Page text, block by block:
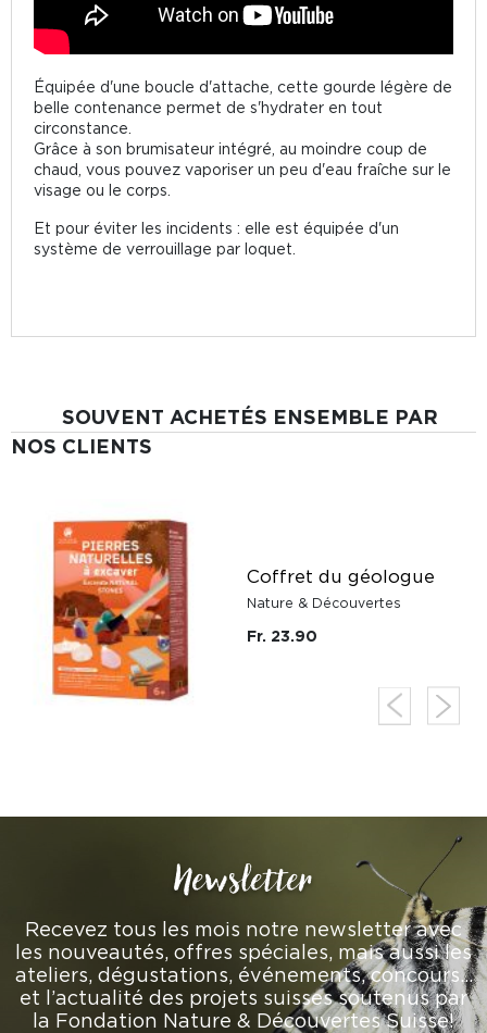
Équipée d'une boucle d'attache, cette gourde légère de
belle contenance permet de s'hydrater en tout
circonstance.
Grâce à son brumisateur intégré, au moindre coup de
chaud, vous pouvez vaporiser un peu d'eau fraîche sur le
visage ou le corps.
Et pour éviter les incidents : elle est équipée d'un
système de verrouillage par loquet.
SOUVENT ACHETÉS ENSEMBLE PAR
NOS CLIENTS
Coffret du géologue
Nature & Découvertes
Fr. 23.90
Newsletter
Recevez tous les mois notre newsletter avec
les nouveautés, offres spéciales, mais aussi les
ateliers, dégustations, événements, concours…
et l’actualité des projets suisses soutenus par
la Fondation Nature & Découvertes Suisse!